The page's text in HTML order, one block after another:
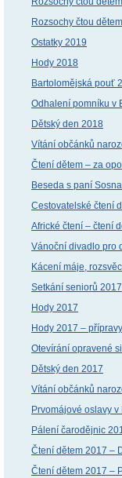
Rozsochy čtou
Ostatky 2019
Hody 2018
Bartolomějská pouť
Odhalení pomníku v
Dětský den 2018
Vítání občánků
Čtení dětem – za
Beseda s paní
Cestovatelské čtení
Africké čtení – čtení
Vánoční divadlo pro
Kácení máje,
Setkání seniorů 2017
Hody 2017
Hody 2017 – přípravy
Otevírání opravené
Dětský den 2017
Vítání občánků
Prvomájové oslavy
Pálení čarodějnic
Čtení dětem 2017 –
Čtení dětem 2017 –